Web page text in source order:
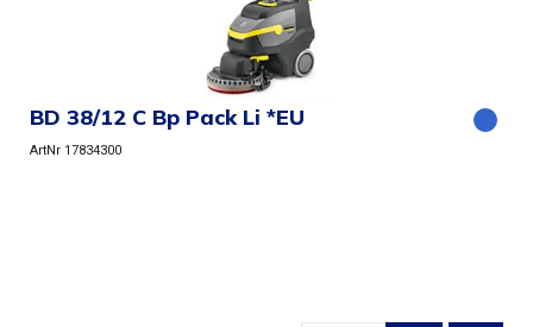
BD 38/12 C Bp Pack Li *EU
ArtNr 17834300